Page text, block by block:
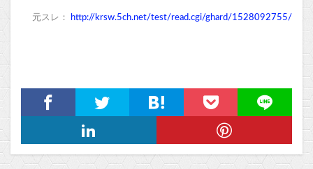
元スレ： http://krsw.5ch.net/test/read.cgi/ghard/1528092755/